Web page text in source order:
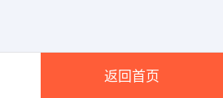
返回首页